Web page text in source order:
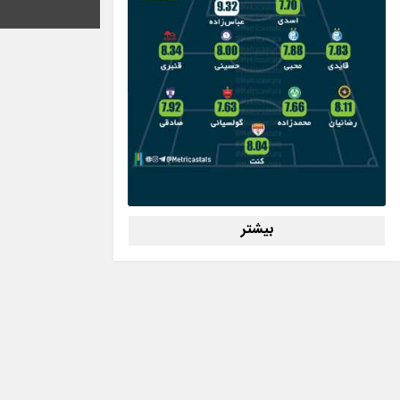
بیشتر